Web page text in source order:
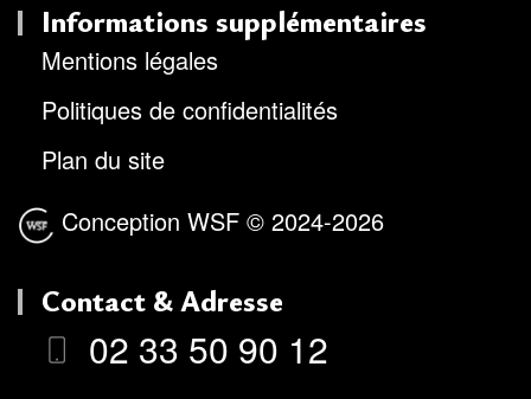
Informations supplémentaires
Mentions légales
Politiques de confidentialités
Plan du site
Conception WSF © 2024-2026
Contact & Adresse
02 33 50 90 12